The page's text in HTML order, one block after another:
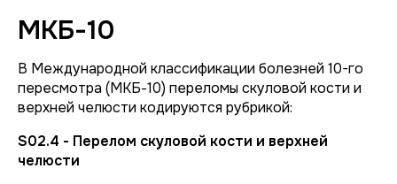
МКБ-10
В Международной классификации болезней 10-го
пересмотра (МКБ-10) переломы скуловой кости и
верхней челюсти кодируются рубрикой:
S02.4 - Перелом скуловой кости и верхней
челюсти